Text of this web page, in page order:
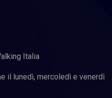
Italia
il lunedì, mercoledì e venerdì